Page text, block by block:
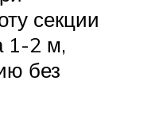
секции
1-2 м,
без